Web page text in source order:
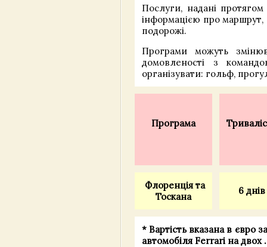
Послуги, надані
інформацією про маршрут,
подорожі.
Програми можуть
домовленості з
організувати: гольф,
Програма
Флоренція та
Тоскана
6 днів
* Вартість вказана в євро
автомобіля Ferrari на двох